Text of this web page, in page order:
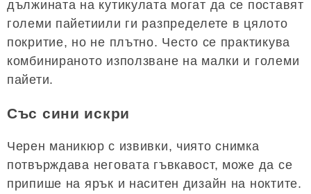
дължината на кутикулата могат да се поставят
големи пайетиили ги разпределете в цялото
покритие, но не плътно. Често се практикува
комбинираното използване на малки и големи
пайети.
Със сини искри
Черен маникюр с извивки, чиято снимка
потвърждава неговата гъвкавост, може да се
припише на ярък и наситен дизайн на ноктите.